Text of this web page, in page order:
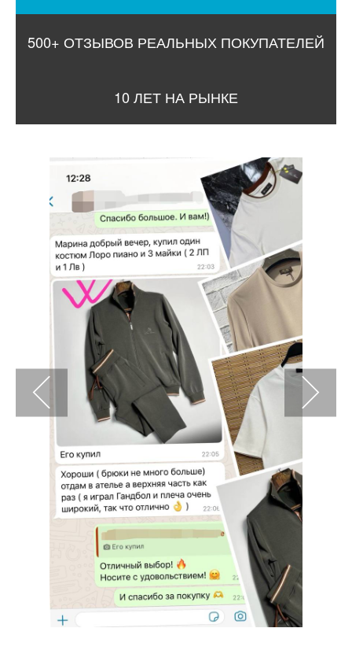
500+ ОТЗЫВОВ РЕАЛЬНЫХ ПОКУПАТЕЛЕЙ
10 ЛЕТ НА РЫНКЕ